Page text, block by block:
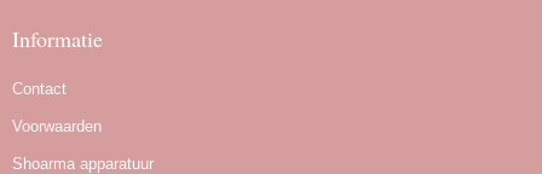
Informatie
Contact
Voorwaarden
Shoarma apparatuur